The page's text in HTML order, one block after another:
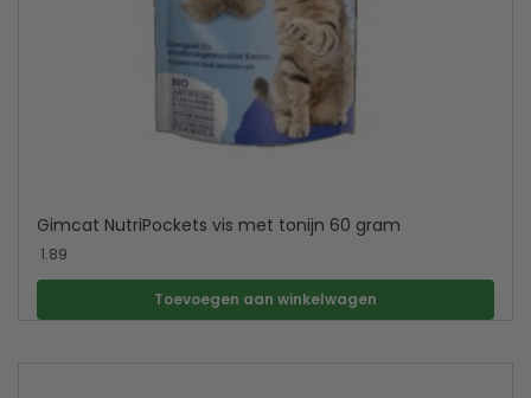
Gimcat NutriPockets vis met tonijn 60 gram
1.89
Toevoegen aan winkelwagen